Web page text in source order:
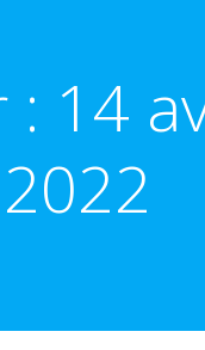
: 14
2022